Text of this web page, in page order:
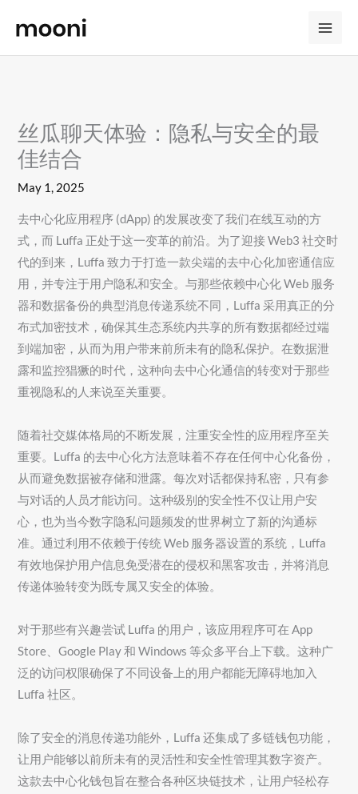
content
丝瓜聊天体验：隐私与安全的最
佳结合
May 1, 2025
去中心化应用程序 (dApp) 的发展改变了我们在线互动的方
式，而 Luffa 正处于这一变革的前沿。为了迎接 Web3 社交时
代的到来，Luffa 致力于打造一款尖端的去中心化加密通信应
用，并专注于用户隐私和安全。与那些依赖中心化 Web 服务
器和数据备份的典型消息传递系统不同，Luffa 采用真正的分
布式加密技术，确保其生态系统内共享的所有数据都经过端
到端加密，从而为用户带来前所未有的隐私保护。在数据泄
露和监控猖獗的时代，这种向去中心化通信的转变对于那些
重视隐私的人来说至关重要。
随着社交媒体格局的不断发展，注重安全性的应用程序至关
重要。Luffa 的去中心化方法意味着不存在任何中心化备份，
从而避免数据被存储和泄露。每次对话都保持私密，只有参
与对话的人员才能访问。这种级别的安全性不仅让用户安
心，也为当今数字隐私问题频发的世界树立了新的沟通标
准。通过利用不依赖于传统 Web 服务器设置的系统，Luffa
有效地保护用户信息免受潜在的侵权和黑客攻击，并将消息
传递体验转变为既专属又安全的体验。
对于那些有兴趣尝试 Luffa 的用户，该应用程序可在 App
Store、Google Play 和 Windows 等众多平台上下载。这种广
泛的访问权限确保了不同设备上的用户都能无障碍地加入
Luffa 社区。
除了安全的消息传递功能外，Luffa 还集成了多链钱包功能，
让用户能够以前所未有的灵活性和安全性管理其数字资产。
这款去中心化钱包旨在整合各种区块链技术，让用户轻松存